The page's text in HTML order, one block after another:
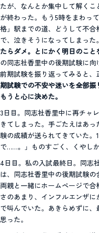
たが、なんとか集中して解く
が終わった。もう5時をまわっ
格」駅までの道、どうして不
で、泣きそうになってしまった
たらダメ。とにかく明日のこと
の同志社香里中の後期試験に向
前期試験を振り返ってみると、
期試験での不安や迷いを全部
もうと心に決めた。
3日目。同志社香里中に再チャ
きてしまった。手ごたえはあ
験の成績が送られてきていた
で……。」ものすごく、くやしか
4日目。私の入試最終日。同志
は、同志社香里中の後期試験の
両親と一緒にホームページで
さのあまり、インフルエンザ
で叫んでいた。あきらめずに
思った。